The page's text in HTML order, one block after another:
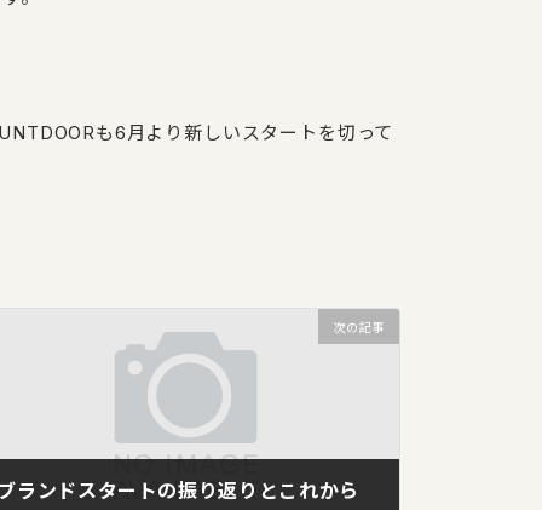
も6月より新しいスタートを切って
次の記事
ランドスタートの振り返りとこれから